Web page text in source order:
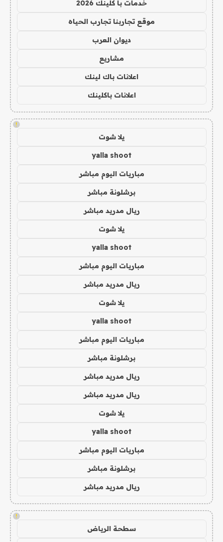
خدمات با كلينك 2026
موقع تجاربنا تجارب الحياه
ديوان العرب
مشاريع
اعلانات باك لينك
اعلانات باكلينك
!
يلا شوت
yalla shoot
مباريات اليوم مباشر
برشلونة مباشر
ريال مدريد مباشر
يلا شوت
yalla shoot
مباريات اليوم مباشر
ريال مدريد مباشر
يلا شوت
yalla shoot
مباريات اليوم مباشر
برشلونة مباشر
ريال مدريد مباشر
ريال مدريد مباشر
يلا شوت
yalla shoot
مباريات اليوم مباشر
برشلونة مباشر
ريال مدريد مباشر
!
سطحة الرياض